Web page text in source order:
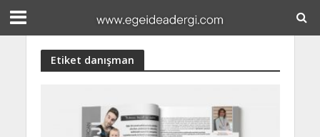
Etiket danışman